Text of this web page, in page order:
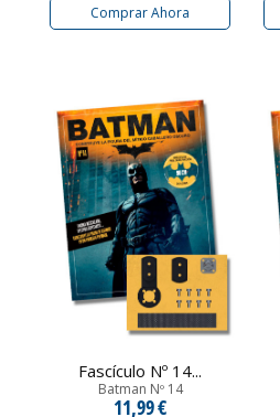
Comprar Ahora
Fascículo Nº 14...
Batman Nº 14
11,99 €